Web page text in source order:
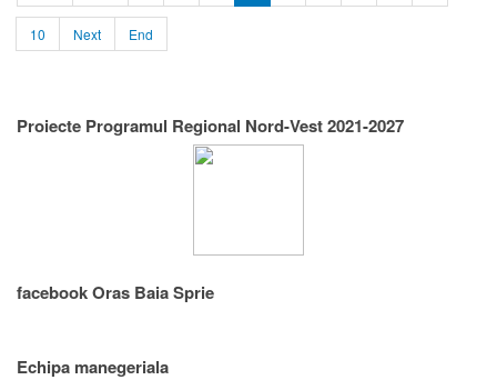
10 Next End
Proiecte Programul Regional Nord-Vest 2021-2027
facebook Oras Baia Sprie
Echipa manegeriala